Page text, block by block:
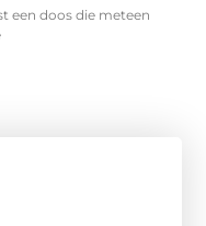
een doos die meteen